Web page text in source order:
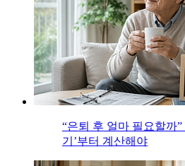
“은퇴 후 얼마 필요할까”
기’부터 계산해야